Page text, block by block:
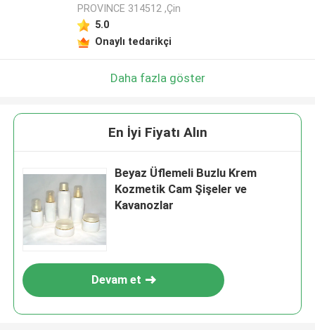
PROVINCE 314512 ,Çin
5.0
Onaylı tedarikçi
Daha fazla göster
En İyi Fiyatı Alın
Beyaz Üflemeli Buzlu Krem
Kozmetik Cam Şişeler ve
Kavanozlar
Devam et